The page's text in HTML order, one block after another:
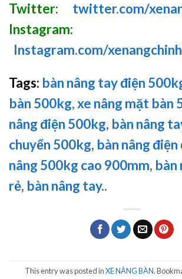
Twitter:
twitter.com/
Instagram:
Instagram.com/
Tags: bàn nâng tay điện
bàn 500kg,xe nâng mặt bàn
nâng điện 500kg, bàn nâng
chuyển 500kg, bàn nâng điện
nâng 500kg cao 900mm, bàn
rẻ, bàn nâng tay..
This entry was posted inXE NÂNG BÀN.